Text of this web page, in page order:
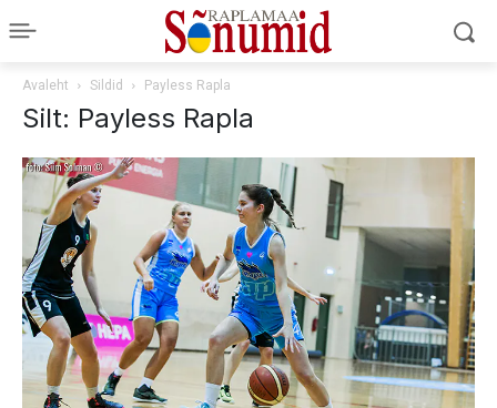
Avaleht Sildid Payless Rapla
Silt: Payless Rapla